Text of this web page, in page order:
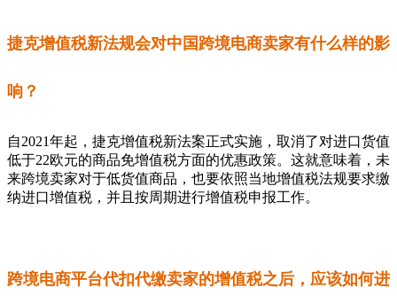
捷克增值税新法规会对中国跨境电商卖家有什么样的影
响？
自2021年起，捷克增值税新法案正式实施，取消了对进口货值
低于22欧元的商品免增值税方面的优惠政策。这就意味着，未
来跨境卖家对于低货值商品，也要依照当地增值税法规要求缴
纳进口增值税，并且按周期进行增值税申报工作。
跨境电商平台代扣代缴卖家的增值税之后，应该如何进